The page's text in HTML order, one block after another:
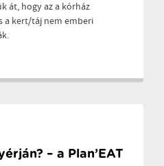
át, hogy az a kórház
a kert/táj nem emberi
– a Plan’EAT